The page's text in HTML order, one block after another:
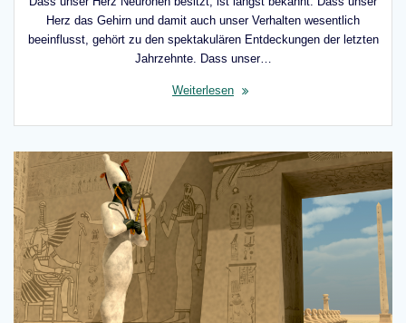
Herz das Gehirn und damit auch unser Verhalten wesentlich
beeinflusst, gehört zu den spektakulären Entdeckungen der letzten
Jahrzehnte. Dass unser…
Weiterlesen